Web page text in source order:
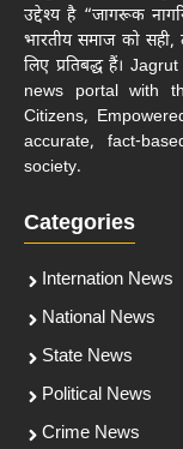
उद्देश्य है “जागरूक
भारतीय समाज को
लिए प्रतिबद्ध हैं।
news portal with
Citizens,
accurate, fact-
society.
Categories
Internation News
National News
State News
Political News
Crime News